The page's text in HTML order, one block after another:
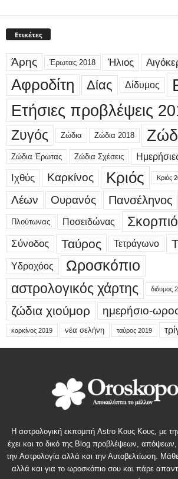
Ετικέτες
Άρης Έρωτας 2018 Ήλιος
Αφροδίτη Δίας Δίδυμος
Ετήσιες προβλέψεις
Ζυγός Ζώδια Ζώδια 2018
Ζώδια Έρωτας Ζώδια Σχέσεις
Ιχθύς Καρκίνος Κριός Κριός
Λέων
Ουρανός Πανσέληνος
Πλούτωνας Ποσειδώνας
Σύνοδος Ταύρος Τετράγωνο
Υδροχόος Ωροσκόπιο
αστρολογικός χάρτης διδυμος
ζώδια χιούμορ ημερήσιο-
καρκίνος 2019 νέα σελήνη ταύρος 2019
Η αστρολογική εκπομπή Astro Κους Κους, με
έχει και το δικό της Blog προβλέψεων,
την Αστρολογία αλλά και την Αυτοβελτίωση.
αλλά και για το ωροσκόπιο σου και πάρε